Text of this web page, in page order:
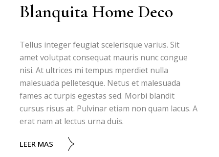
Blanquita Home Deco
Tellus integer feugiat scelerisque varius. Sit
amet volutpat consequat mauris nunc congue
nisi. At ultrices mi tempus mperdiet nulla
malesuada pelletesque. Netus et malesuada
fames ac turpis egestas sed. Morbi blandit
cursus risus at. Pulvinar etiam non quam lacus. A
erat nam at lectus urna duis.
LEER MAS